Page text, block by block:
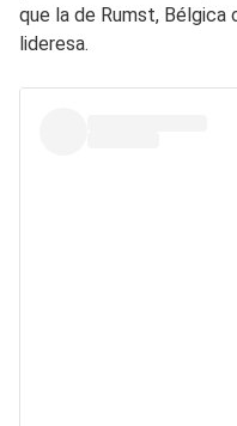
que la de Rumst, Bélgica
lideresa.